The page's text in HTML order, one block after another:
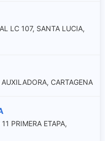
LC 107, SANTA LUCIA,
CARTAGENA
PRIMERA ETAPA,